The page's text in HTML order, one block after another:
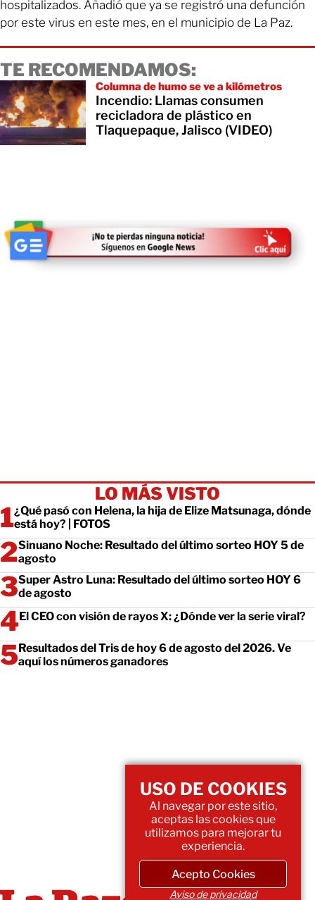
hospitalizados. Añadió que ya se registró una defunción
por este virus en este mes, en el municipio de La Paz.
TE RECOMENDAMOS:
Columna de humo se ve a kilómetros
Incendio: Llamas consumen
recicladora de plástico en
Tlaquepaque, Jalisco (VIDEO)
LO MÁS VISTO
¿Qué pasó con Helena, la hija de Elize Matsunaga, dónde
está hoy? | FOTOS
Sinuano Noche: Resultado del último sorteo HOY 5 de
agosto
Super Astro Luna: Resultado del último sorteo HOY 6
de agosto
El CEO con visión de rayos X: ¿Dónde ver la serie viral?
Resultados del Tris de hoy 6 de agosto del 2026. Ve
aquí los números ganadores
USO DE COOKIES
Al navegar por este sitio,
aceptas las cookies que
utilizamos para mejorar tu
experiencia.
Acepto Cookies
Aviso de privacidad